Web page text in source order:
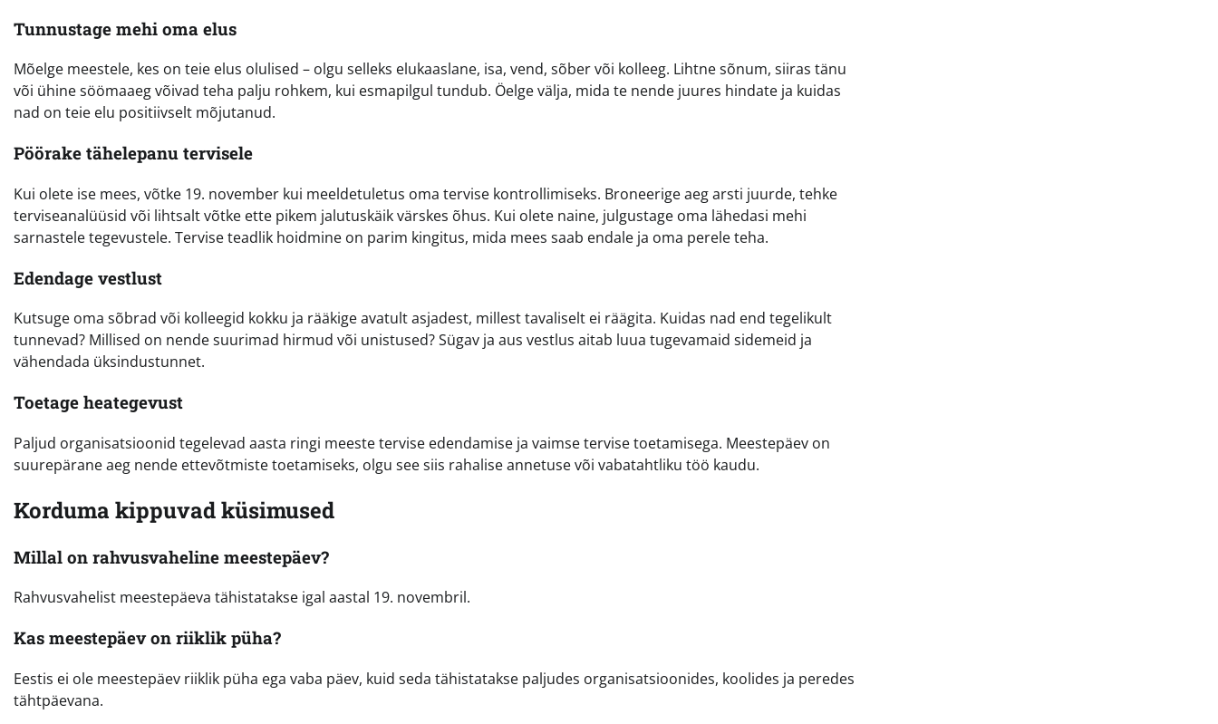
Tunnustage mehi oma elus
Mõelge meestele, kes on teie elus olulised – olgu selleks elukaaslane, isa, vend, sõber või kolleeg. Lihtne sõnum, siiras tänu
või ühine söömaaeg võivad teha palju rohkem, kui esmapilgul tundub. Öelge välja, mida te nende juures hindate ja kuidas
nad on teie elu positiivselt mõjutanud.
Pöörake tähelepanu tervisele
Kui olete ise mees, võtke 19. november kui meeldetuletus oma tervise kontrollimiseks. Broneerige aeg arsti juurde, tehke
terviseanalüüsid või lihtsalt võtke ette pikem jalutuskäik värskes õhus. Kui olete naine, julgustage oma lähedasi mehi
sarnastele tegevustele. Tervise teadlik hoidmine on parim kingitus, mida mees saab endale ja oma perele teha.
Edendage vestlust
Kutsuge oma sõbrad või kolleegid kokku ja rääkige avatult asjadest, millest tavaliselt ei räägita. Kuidas nad end tegelikult
tunnevad? Millised on nende suurimad hirmud või unistused? Sügav ja aus vestlus aitab luua tugevamaid sidemeid ja
vähendada üksindustunnet.
Toetage heategevust
Paljud organisatsioonid tegelevad aasta ringi meeste tervise edendamise ja vaimse tervise toetamisega. Meestepäev on
suurepärane aeg nende ettevõtmiste toetamiseks, olgu see siis rahalise annetuse või vabatahtliku töö kaudu.
Korduma kippuvad küsimused
Millal on rahvusvaheline meestepäev?
Rahvusvahelist meestepäeva tähistatakse igal aastal 19. novembril.
Kas meestepäev on riiklik püha?
Eestis ei ole meestepäev riiklik püha ega vaba päev, kuid seda tähistatakse paljudes organisatsioonides, koolides ja peredes
tähtpäevana.